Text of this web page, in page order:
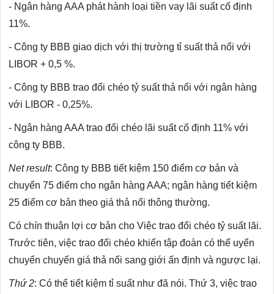
- Ngân hàng AAA phát hành loại tiền vay lãi suất cố định
11%.
- Công ty BBB giao dịch với thị trường tỉ suất thả nổi với
LIBOR + 0,5 %.
- Công ty BBB trao đổi chéo tỷ suất thả nổi với ngân hàng
với LIBOR - 0,25%.
- Ngân hàng AAA trao đổi chéo lãi suất cố định 11% với
công ty BBB.
Net result: Công ty BBB tiết kiệm 150 điểm cơ bản và
chuyển 75 điểm cho ngân hàng AAA; ngân hàng tiết kiệm
25 điểm cơ bản theo giá thả nổi thông thường.
Có chín thuận lợi cơ bản cho Việc trao đổi chéo tỷ suất lãi.
Trước tiên, việc trao đổi chéo khiến tập đoàn có thể uyển
chuyển chuyển giá thả nổi sang giới ấn định và ngược lại.
Thứ 2: Có thể tiết kiệm tỉ suất như đã nói. Thứ 3, việc trao